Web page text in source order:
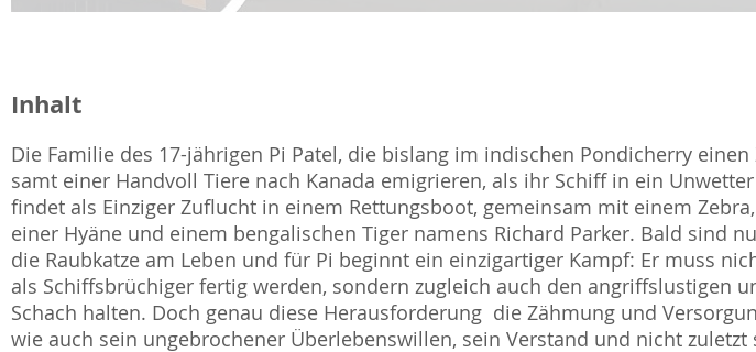
Inhalt
Die Familie des 17-jährigen Pi Patel, die bislang im indischen Pondicherry
samt einer Handvoll Tiere nach Kanada emigrieren, als ihr Schiff in ein
findet als Einziger Zuflucht in einem Rettungsboot, gemeinsam mit einem
einer Hyäne und einem bengalischen Tiger namens Richard Parker. Bald sind
die Raubkatze am Leben und für Pi beginnt ein einzigartiger Kampf: Er muss
als Schiffsbrüchiger fertig werden, sondern zugleich auch den angriffslustigen
Schach halten. Doch genau diese Herausforderung  die Zähmung und
wie auch sein ungebrochener Überlebenswillen, sein Verstand und nicht zuletzt